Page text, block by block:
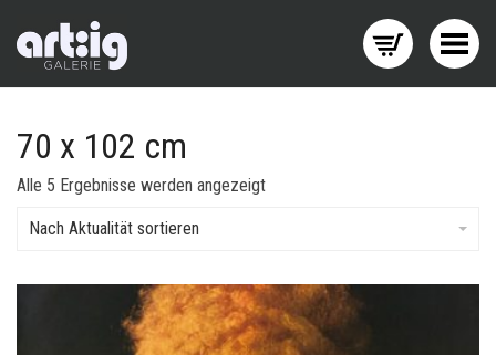
Menü wechseln
70 x 102 cm
Alle 5 Ergebnisse werden angezeigtNach
Nach Aktualität sortieren